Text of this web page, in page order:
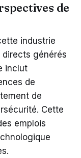
de
industrie
générés
inclut
de
de
Cette
emplois